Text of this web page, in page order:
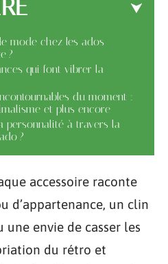
mode chez les ados
?
qui font vibrer la
du moment :
et plus encore
personnalité à travers la
?
accessoire raconte
d’appartenance, un clin
envie de casser les
du rétro et